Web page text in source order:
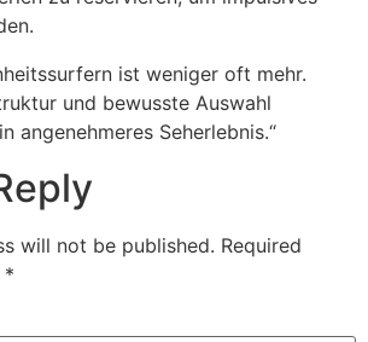
ist weniger oft mehr.
und bewusste Auswahl
angenehmeres Seherlebnis.“
will not be published. Required
*